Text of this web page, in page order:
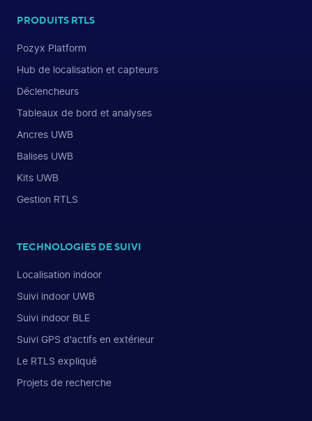
PRODUITS RTLS
Pozyx Platform
Hub de localisation et capteurs
Déclencheurs
Tableaux de bord et analyses
Ancres UWB
Balises UWB
Kits UWB
Gestion RTLS
TECHNOLOGIES DE SUIVI
Localisation indoor
Suivi indoor UWB
Suivi indoor BLE
Suivi GPS d'actifs en extérieur
Le RTLS expliqué
Projets de recherche